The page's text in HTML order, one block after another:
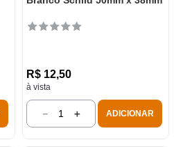
R$ 12,50
à vista
＋
－ ADICIONAR